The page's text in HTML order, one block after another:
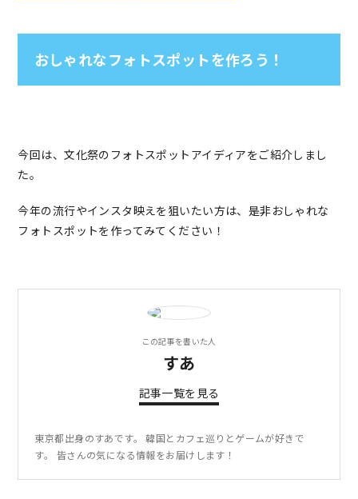
おしゃれなフォトスポットを作ろう！
今回は、文化祭のフォトスポットアイディアをご紹介しまし
た。
今年の流行やインスタ映えを狙いたい方は、是非おしゃれな
フォトスポットを作ってみてください！
この記事を書いた人
すあ
記事一覧を見る
東京都出身のすあです。 韓国とカフェ巡りとゲームが好きで
す。 皆さんの気になる情報をお届けします！